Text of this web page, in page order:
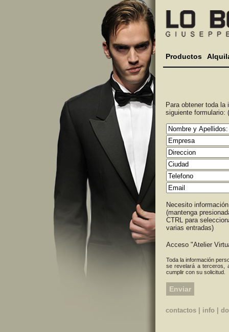
Productos
Para obtener toda
siguiente formulario:
Necesito
(mantenga
CTRL para
varias entradas)
Acceso "Atelier
Toda la información
se revelará a terceros,
cumplir con su solicitud.
contactos| info|